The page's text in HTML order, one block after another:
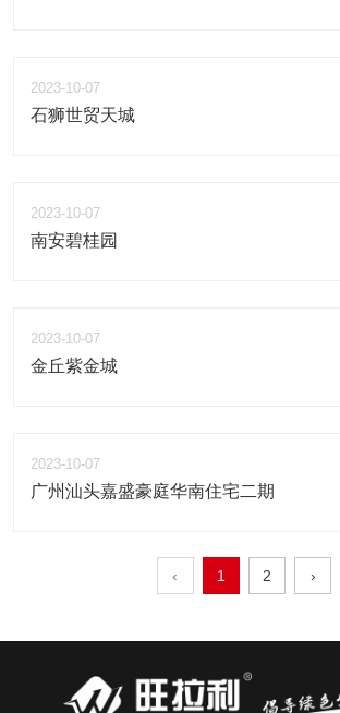
2023-10-07
石狮世贸天城
2023-10-07
南安碧桂园
2023-10-07
金丘紫金城
2023-10-07
广州汕头嘉盛豪庭华南住宅二期
‹ 1 2 ›